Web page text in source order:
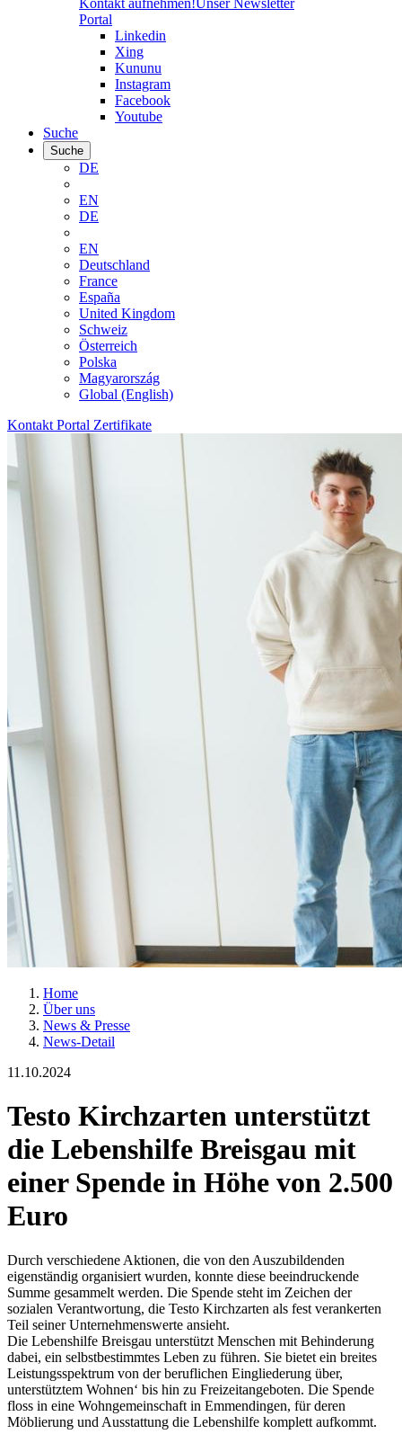
Kontakt aufnehmen!Unser Newsletter
Portal
Linkedin
Xing
Kununu
Instagram
Facebook
Youtube
Suche
Suche
DE
EN
DE
EN
Deutschland
France
España
United Kingdom
Schweiz
Österreich
Polska
Magyarország
Global (English)
Kontakt Portal Zertifikate
Home
Über uns
News & Presse
News-Detail
11.10.2024
Testo Kirchzarten unterstützt
die Lebenshilfe Breisgau mit
einer Spende in Höhe von 2.500
Euro
Durch verschiedene Aktionen, die von den Auszubildenden
eigenständig organisiert wurden, konnte diese beeindruckende
Summe gesammelt werden. Die Spende steht im Zeichen der
sozialen Verantwortung, die Testo Kirchzarten als fest verankerten
Teil seiner Unternehmenswerte ansieht.
Die Lebenshilfe Breisgau unterstützt Menschen mit Behinderung
dabei, ein selbstbestimmtes Leben zu führen. Sie bietet ein breites
Leistungsspektrum von der beruflichen Eingliederung über,
unterstütztem Wohnen‘ bis hin zu Freizeitangeboten. Die Spende
floss in eine Wohngemeinschaft in Emmendingen, für deren
Möblierung und Ausstattung die Lebenshilfe komplett aufkommt.